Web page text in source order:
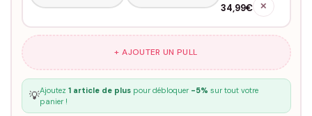
34,99€ ✕
+ AJOUTER UN PULL
💡Ajoutez 1 article de pluspour débloquer -5% sur tout votre
panier !